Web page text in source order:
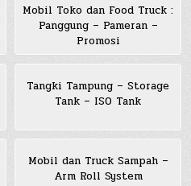
Mobil Toko dan Food Truck :
Panggung – Pameran –
Promosi
Tangki Tampung – Storage
Tank – ISO Tank
Mobil dan Truck Sampah –
Arm Roll System